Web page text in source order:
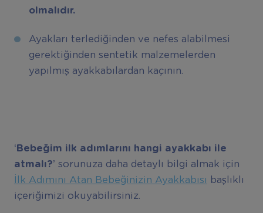
olmalıdır.
Ayakları terlediğinden ve nefes alabilmesi
gerektiğinden sentetik malzemelerden
yapılmış ayakkabılardan kaçının.
‘ Bebeğim ilk adımlarını hangi ayakkabı ile
atmalı?’ sorunuza daha detaylı bilgi almak için
İlk Adımını Atan Bebeğinizin Ayakkabısı
başlıklı
içeriğimizi okuyabilirsiniz.